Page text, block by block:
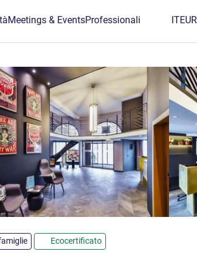
Meetings & EventsProfessionali ITEUR
Ecocertificato